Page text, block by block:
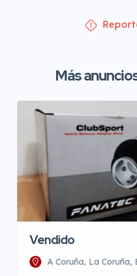
Más
Vendido
A Coruña, La Coruña,